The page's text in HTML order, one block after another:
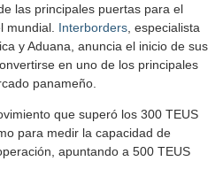
las principales puertas para el
mundial. Interborders , especialista
y Aduana, anuncia el inicio de sus
en uno de los principales
panameño.
que superó los 300 TEUS
para medir la capacidad de
apuntando a 500 TEUS